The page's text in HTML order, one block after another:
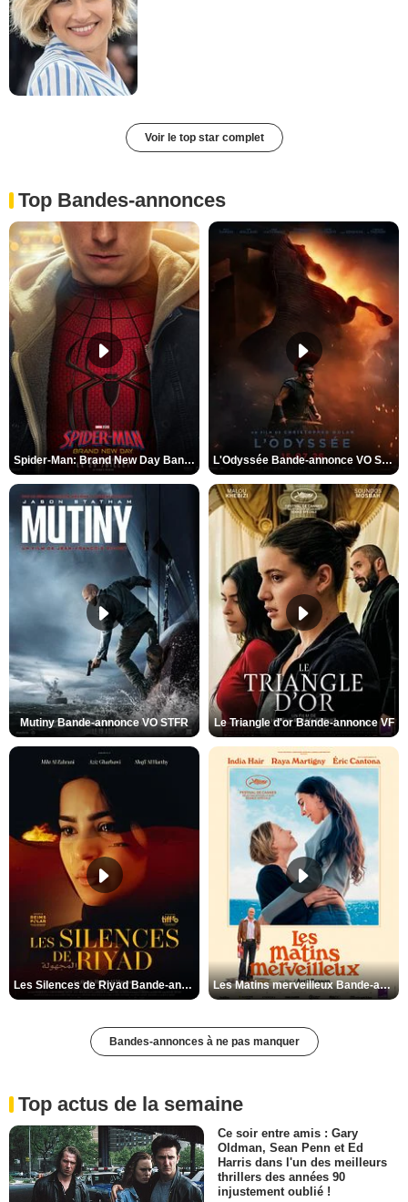
Voir le top star complet
Top Bandes-annonces
Spider-Man: Brand New Day Bande-annonce VO STFR L'Odyssée Bande-annonce VO STFR
Mutiny Bande-annonce VO STFR Le Triangle d'or Bande-annonce VF
Les Silences de Riyad Bande-annonce VO STFR Les Matins merveilleux Bande-annonce VF
Bandes-annonces à ne pas manquer
Top actus de la semaine
Ce soir entre amis : Gary
Oldman, Sean Penn et Ed
Harris dans l'un des meilleurs
thrillers des années 90
injustement oublié !